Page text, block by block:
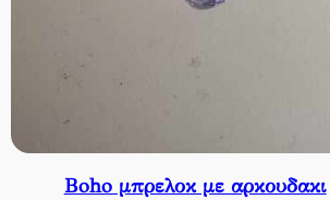
Boho μπρελοκ με αρκουδακι